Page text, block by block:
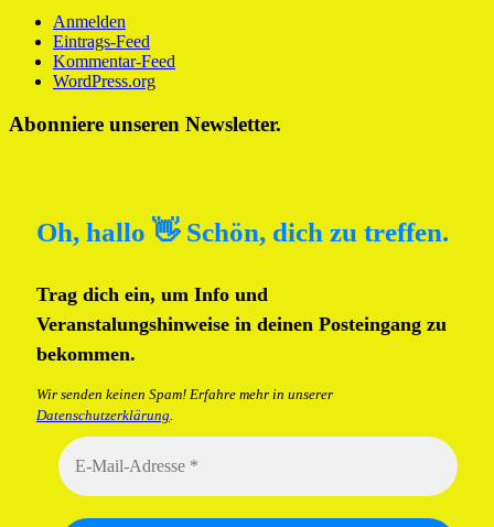
Anmelden
Eintrags-Feed
Kommentar-Feed
WordPress.org
Abonniere unseren Newsletter.
Oh, hallo 👋 Schön, dich zu treffen.
Trag dich ein, um Info und
Veranstalungshinweise in deinen Posteingang zu
bekommen.
Wir senden keinen Spam! Erfahre mehr in unserer
Datenschutzerklärung.